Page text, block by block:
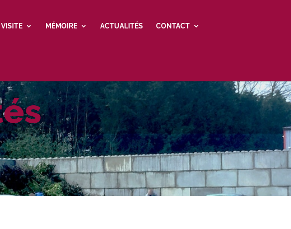
VISITE MÉMOIRE ACTUALITÉS CONTACT